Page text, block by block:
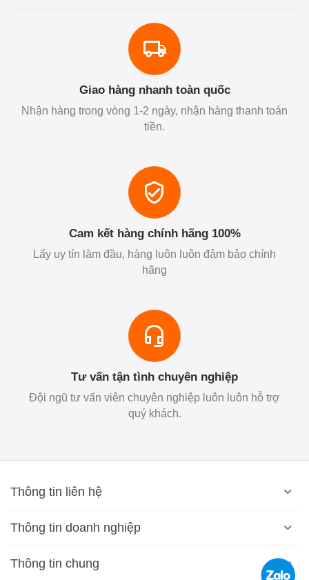
Giao hàng nhanh toàn quốc
Nhận hàng trong vòng 1-2 ngày, nhận hàng thanh toán
tiền.
Cam kết hàng chính hãng 100%
Lấy uy tín làm đầu, hàng luôn luôn đảm bảo chính
hãng
Tư vấn tận tình chuyên nghiệp
Đội ngũ tư vấn viên chuyên nghiệp luôn luôn hỗ trợ
quý khách.
Thông tin liên hệ
Thông tin doanh nghiệp
Thông tin chung